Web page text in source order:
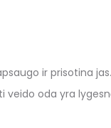
ir prisotina jas.
veido oda yra